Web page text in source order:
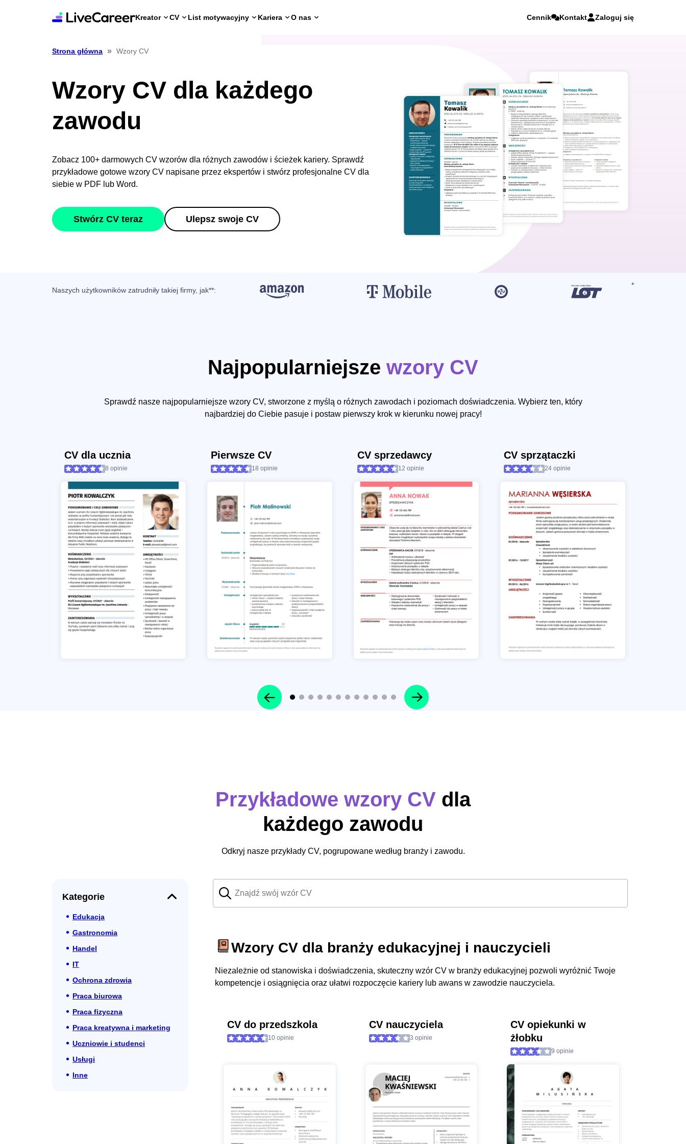
Kreator CV List motywacyjny Kariera O nas Cennik Kontakt Zaloguj się
Strona główna » Wzory CV
Wzory CV dla każdego
zawodu
Zobacz 100+ darmowych CV wzorów dla różnych zawodów i ścieżek kariery. Sprawdź
przykładowe gotowe wzory CV napisane przez ekspertów i stwórz profesjonalne CV dla
siebie w PDF lub Word.
Stwórz CV teraz Ulepsz swoje CV
Naszych użytkowników zatrudniły takiej firmy, jak**:
Najpopularniejsze wzory CV
Sprawdź nasze najpopularniejsze wzory CV, stworzone z myślą o różnych zawodach i poziomach doświadczenia. Wybierz ten, który
najbardziej do Ciebie pasuje i postaw pierwszy krok w kierunku nowej pracy!
CV dla ucznia
8 opinie
Pierwsze CV
18 opinie
CV sprzedawcy
12 opinie
CV sprzątaczki
24 opinie
Przykładowe wzory CV dla
każdego zawodu
Odkryj nasze przykłady CV, pogrupowane według branży i zawodu.
Kategorie
Edukacja
Gastronomia
Handel
IT
Ochrona zdrowia
Praca biurowa
Praca fizyczna
Praca kreatywna i marketing
Uczniowie i studenci
Usługi
Inne
Wzory CV dla branży edukacyjnej i nauczycieli
Niezależnie od stanowiska i doświadczenia, skuteczny wzór CV w branży edukacyjnej pozwoli wyróżnić Twoje
kompetencje i osiągnięcia oraz ułatwi rozpoczęcie kariery lub awans w zawodzie nauczyciela.
CV do przedszkola
10 opinie
CV nauczyciela
3 opinie
CV opiekunki w
żłobku
9 opinie